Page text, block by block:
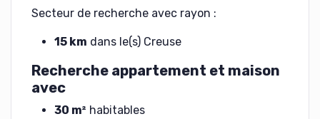
Secteur de recherche avec rayon :
15 km dans le(s) Creuse
Recherche appartement et maison
avec
30 m² habitables